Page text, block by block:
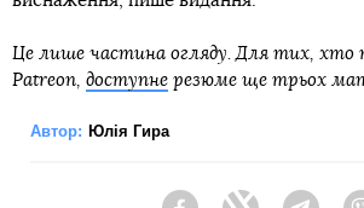
Це лише частина огляду. Для тих, хто
Patreon, доступне резюме ще трьох
Автор: Юлія Гира